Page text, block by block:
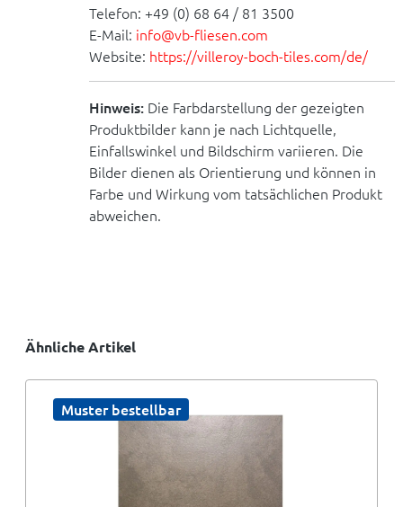
Telefon: +49 (0) 68 64 / 81 3500
E-Mail: info@vb-fliesen.com
Website: https://villeroy-boch-tiles.com/de/
Hinweis: Die Farbdarstellung der gezeigten
Produktbilder kann je nach Lichtquelle,
Einfallswinkel und Bildschirm variieren. Die
Bilder dienen als Orientierung und können in
Farbe und Wirkung vom tatsächlichen Produkt
abweichen.
Ähnliche Artikel
Muster bestellbar